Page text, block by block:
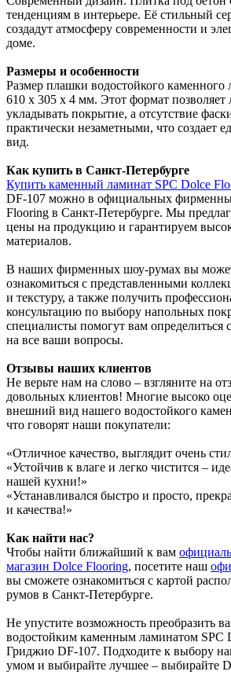
тенденциям в интерьере. Её стильный
создадут атмосферу современности и
доме.
Размеры и особенности
Размер плашки водостойкого каменного
610 х 305 х 4 мм. Этот формат позволяет
укладывать покрытие, а отсутствие
практически незаметными, что создает
вид.
Как купить в Санкт-Петербурге
Купить каменный ламинат SPC Dolce
DF-107 можно в официальных
Flooring в Санкт-Петербурге. Мы
цены на продукцию и гарантируем
материалов.
В наших фирменных шоу-румах вы
ознакомиться с представленными
и текстуру, а также получить
консультацию по выбору напольных
специалисты помогут вам определиться
на все ваши вопросы.
Отзывы наших клиентов
Не верьте нам на слово – взгляните на
довольных клиентов! Многие высоко
внешний вид нашего водостойкого
что говорят наши покупатели:
«Отличное качество, выглядит очень
«Устойчив к влаге и легко чистится –
нашей кухни!»
«Устанавливался быстро и просто,
и качества!»
Как найти нас?
Чтобы найти ближайший к вам
магазин Dolce Flooring, посетите наш
вы сможете ознакомиться с картой
румов в Санкт-Петербурге.
Не упустите возможность преобразить
водостойким каменным ламинатом SPC
Гриджио DF-107. Подходите к выбору
умом и выбирайте лучшее – выбирайте